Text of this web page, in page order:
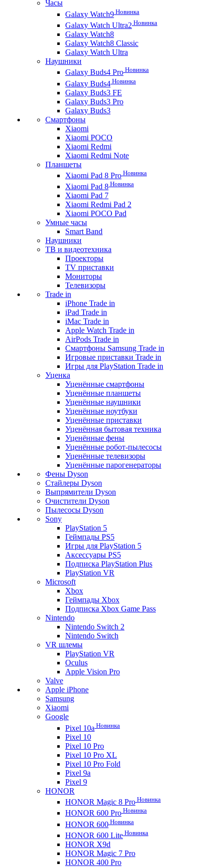
Часы
Galaxy Watch9 Новинка
Galaxy Watch Ultra2 Новинка
Galaxy Watch8
Galaxy Watch8 Classic
Galaxy Watch Ultra
Наушники
Galaxy Buds4 Pro Новинка
Galaxy Buds4 Новинка
Galaxy Buds3 FE
Galaxy Buds3 Pro
Galaxy Buds3
Смартфоны
Xiaomi
Xiaomi POCO
Xiaomi Redmi
Xiaomi Redmi Note
Планшеты
Xiaomi Pad 8 Pro Новинка
Xiaomi Pad 8 Новинка
Xiaomi Pad 7
Xiaomi Redmi Pad 2
Xiaomi POCO Pad
Умные часы
Smart Band
Наушники
ТВ и видеотехника
Проекторы
TV приставки
Мониторы
Телевизоры
Trade in
iPhone Trade in
iPad Trade in
iMac Trade in
Apple Watch Trade in
AirPods Trade in
Смартфоны Samsung Trade in
Игровые приставки Trade in
Игры для PlayStation Trade in
Уценка
Уценённые смартфоны
Уценённые планшеты
Уценённые наушники
Уценённые ноутбуки
Уценённые приставки
Уценённая бытовая техника
Уценённые фены
Уценённые робот-пылесосы
Уценённые телевизоры
Уценённые парогенераторы
Фены Dyson
Стайлеры Dyson
Выпрямители Dyson
Очистители Dyson
Пылесосы Dyson
Sony
PlayStation 5
Геймпады PS5
Игры для PlayStation 5
Аксессуары PS5
Подписка PlayStation Plus
PlayStation VR
Microsoft
Xbox
Геймпады Xbox
Подписка Xbox Game Pass
Nintendo
Nintendo Switch 2
Nintendo Switch
VR шлемы
PlayStation VR
Oculus
Apple Vision Pro
Valve
Apple iPhone
Samsung
Xiaomi
Google
Pixel 10a Новинка
Pixel 10
Pixel 10 Pro
Pixel 10 Pro XL
Pixel 10 Pro Fold
Pixel 9a
Pixel 9
HONOR
HONOR Magic 8 Pro Новинка
HONOR 600 Pro Новинка
HONOR 600 Новинка
HONOR 600 Lite Новинка
HONOR X9d
HONOR Magic 7 Pro
HONOR 400 Pro